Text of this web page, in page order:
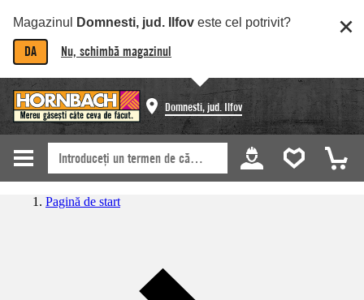
Magazinul Domnesti, jud. Ilfov este cel potrivit?
DA Nu, schimbă magazinul
Domnesti, jud. Ilfov
Pagină de start